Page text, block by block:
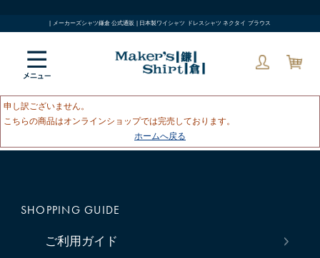
| メーカーズシャツ鎌倉 公式通販 | 日本製ワイシャツ ドレスシャツ ネクタイ ブラウス
申し訳ございません。
こちらの商品はオンラインショップでは完売しております。
ホームへ戻る
SHOPPING GUIDE
ご利用ガイド